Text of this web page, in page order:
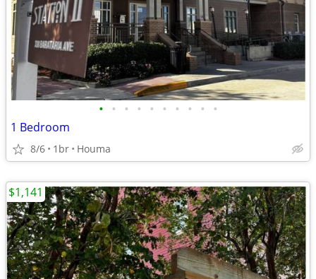
• • • • • • • • • •
1 Bedroom
8/6 1br Houma
$1,141